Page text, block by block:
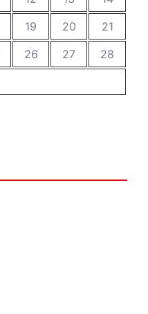
19 20
21
26 27
28